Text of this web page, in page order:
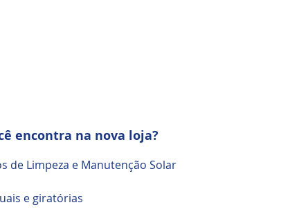
encontra na nova loja?
de Limpeza e Manutenção Solar
e giratórias